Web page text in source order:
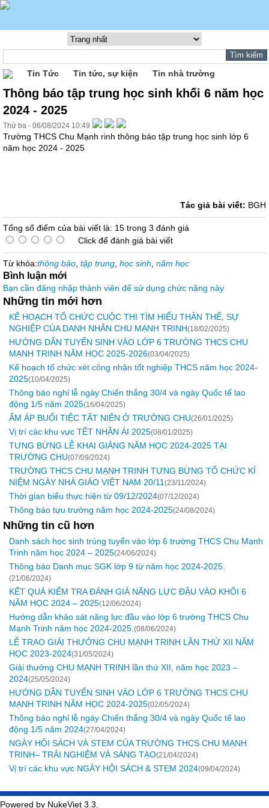
Tin Tức Tin tức, sự kiện Tin nhà trường
Thông báo tập trung học sinh khối 6 năm học
2024 - 2025
Thứ ba - 06/08/2024 10:49
Trường THCS Chu Mạnh rinh thông báo tập trung học sinh lớp 6
năm học 2024 - 2025
Tác giả bài viết: BGH
Tổng số điểm của bài viết là: 15 trong 3 đánh giá
Click để đánh giá bài viết
Từ khóa:thông báo tập trung học sinh năm học
Bình luận mới
Bạn cần đăng nhập thành viên để sử dụng chức năng này
Những tin mới hơn
KẾ HOẠCH TỔ CHỨC CUỘC THI TÌM HIỂU THÂN THẾ, SỰ
NGHIỆP CỦA DANH NHÂN CHU MẠNH TRINH(18/02/2025)
HƯỚNG DẪN TUYỂN SINH VÀO LỚP 6 TRƯỜNG THCS CHU
MẠNH TRINH NĂM HỌC 2025-2026(03/04/2025)
Kế hoạch tổ chức xét công nhận tốt nghiệp THCS năm học 2024-
2025(10/04/2025)
Thông báo nghỉ lễ ngày Chiến thắng 30/4 và ngày Quốc tế lao
động 1/5 năm 2025(16/04/2025)
ẤM ÁP BUỔI TIỆC TẤT NIÊN Ở TRƯỜNG CHU(26/01/2025)
Vị trí các khu vực TẾT NHÂN ÁI 2025(08/01/2025)
TƯNG BỪNG LỄ KHAI GIẢNG NĂM HỌC 2024-2025 TẠI
TRƯỜNG CHU(07/09/2024)
TRƯỜNG THCS CHU MẠNH TRINH TƯNG BỪNG TỔ CHỨC KỈ
NIỆM NGÀY NHÀ GIÁO VIỆT NAM 20/11 (23/11/2024)
Thời gian biểu thực hiện từ 09/12/2024(07/12/2024)
Thông báo tựu trường năm học 2024-2025(24/08/2024)
Những tin cũ hơn
Danh sách học sinh trúng tuyển vào lớp 6 trường THCS Chu Mạnh
Trinh năm học 2024 – 2025(24/06/2024)
Thông báo Danh mục SGK lớp 9 từ năm học 2024-2025.
(21/06/2024)
KẾT QUẢ KIỂM TRA ĐÁNH GIÁ NĂNG LỰC ĐẦU VÀO KHỐI 6
NĂM HỌC 2024 – 2025(12/06/2024)
Hướng dẫn khảo sát năng lực đầu vào lớp 6 trường THCS Chu
Mạnh Trinh năm học 2024-2025. (08/06/2024)
LỄ TRAO GIẢI THƯỞNG CHU MẠNH TRINH LẦN THỨ XII NĂM
HỌC 2023-2024(31/05/2024)
Giải thưởng CHU MẠNH TRINH lần thứ XII, năm học 2023 –
2024(25/05/2024)
HƯỚNG DẪN TUYỂN SINH VÀO LỚP 6 TRƯỜNG THCS CHU
MẠNH TRINH NĂM HỌC 2024-2025(02/05/2024)
Thông báo nghỉ lễ ngày Chiến thắng 30/4 và ngày Quốc tế lao
động 1/5 năm 2024(27/04/2024)
NGÀY HỘI SÁCH VÀ STEM CỦA TRƯỜNG THCS CHU MẠNH
TRINH– TRẢI NGHIỆM VÀ SÁNG TẠO(21/04/2024)
Vị trí các khu vực NGÀY HỘI SÁCH & STEM 2024(09/04/2024)
Powered by NukeViet 3.3.